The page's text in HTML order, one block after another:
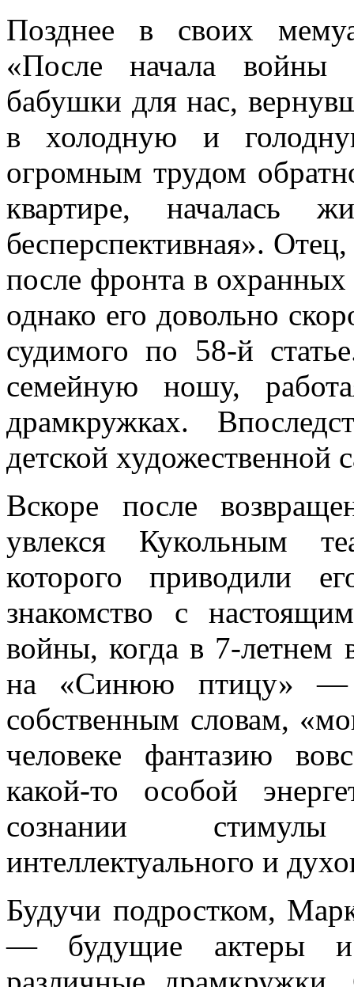
Позднее в своих
«После начала
бабушки для нас,
в холодную и
огромным трудом
квартире, началась
бесперспективная».
после фронта в охранных
однако его довольно
судимого по 58-й
семейную ношу,
драмкружках.
детской художественной
Вскоре после
увлекся Кукольным
которого приводили
знакомство с
войны, когда в 7-летнем
на «Синюю птицу» —
собственным словам,
человеке фантазию
какой-то особой
сознании
интеллектуального и
Будучи подростком,
— будущие актеры и